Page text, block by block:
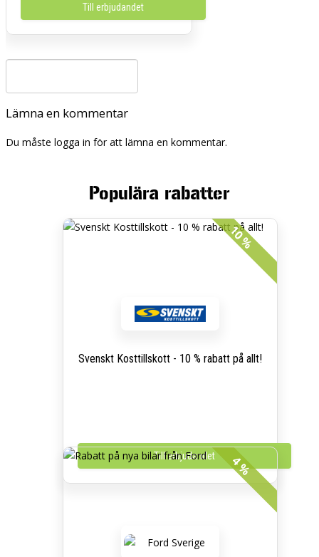
Till erbjudandet
Lämna en kommentar
Du måste logga in för att lämna en kommentar.
Populära rabatter
10 %
Svenskt Kosttillskott - 10 % rabatt på allt!
Till erbjudandet 4 %